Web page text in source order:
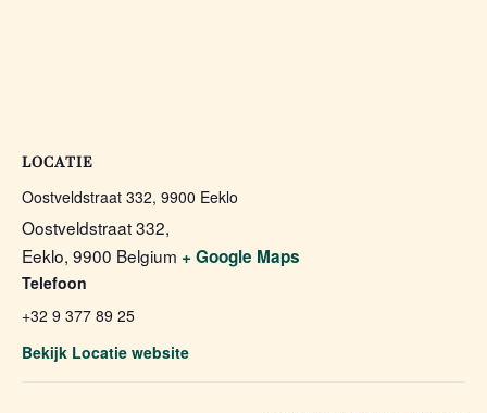
LOCATIE
Oostveldstraat 332, 9900 Eeklo
Oostveldstraat 332,
Eeklo, 9900 Belgium + Google Maps
Telefoon
+32 9 377 89 25
Bekijk Locatie website